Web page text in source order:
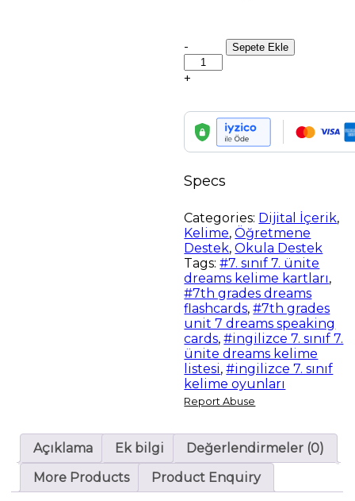
7.
Sınıf
7.Ünite
Kelime
Kartları
quantity
-
+
Sepete Ekle
Specs
Categories: Dijital İçerik,
Kelime,Öğretmene
Destek,Okula Destek
Tags: #7. sınıf 7. ünite
dreams kelime kartları,
#7th grades dreams
flashcards,#7th grades
unit 7 dreams speaking
cards,#ingilizce 7. sınıf 7.
ünite dreams kelime
listesi,#ingilizce 7. sınıf
kelime oyunları
Report Abuse
Açıklama Ek bilgi
Değerlendirmeler (0)
More Products
Product Enquiry